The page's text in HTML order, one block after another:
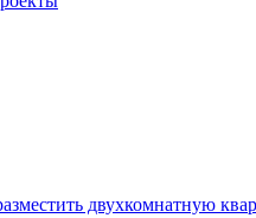
двухкомнатную